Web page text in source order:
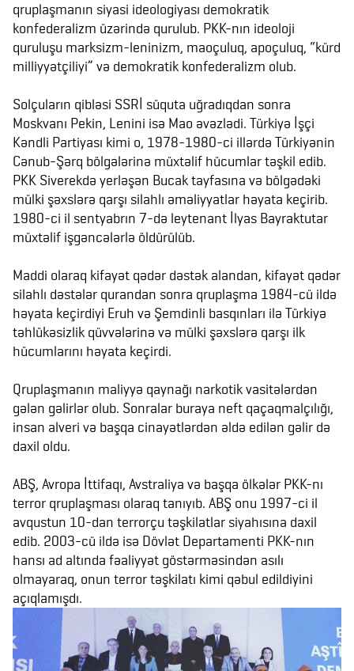
qruplaşmanın siyasi ideologiyası demokratik
konfederalizm üzərində qurulub. PKK-nın ideoloji
quruluşu marksizm-leninizm, maoçuluq, apoçuluq, “kürd
milliyyətçiliyi” və demokratik konfederalizm olub.
Solçuların qibləsi SSRİ süquta uğradıqdan sonra
Moskvanı Pekin, Lenini isə Mao əvəzlədi. Türkiyə İşçi
Kəndli Partiyası kimi o, 1978-1980-ci illərdə Türkiyənin
Cənub-Şərq bölgələrinə müxtəlif hücumlar təşkil edib.
PKK Siverekdə yerləşən Bucak tayfasına və bölgədəki
mülki şəxslərə qarşı silahlı əməliyyatlar həyata keçirib.
1980-ci il sentyabrın 7-də leytenant İlyas Bayraktutar
müxtəlif işgəncələrlə öldürülüb.
Maddi olaraq kifayət qədər dəstək alandan, kifayət qədər
silahlı dəstələr qurandan sonra qruplaşma 1984-cü ildə
həyata keçirdiyi Eruh və Şemdinli basqınları ilə Türkiyə
təhlükəsizlik qüvvələrinə və mülki şəxslərə qarşı ilk
hücumlarını həyata keçirdi.
Qruplaşmanın maliyyə qaynağı narkotik vasitələrdən
gələn gəlirlər olub. Sonralar buraya neft qaçaqmalçılığı,
insan alveri və başqa cinayətlərdən əldə edilən gəlir də
daxil oldu.
ABŞ, Avropa İttifaqı, Avstraliya və başqa ölkələr PKK-nı
terror qruplaşması olaraq tanıyıb. ABŞ onu 1997-ci il
avqustun 10-dan terrorçu təşkilatlar siyahısına daxil
edib. 2003-cü ildə isə Dövlət Departamenti PKK-nın
hansı ad altında fəaliyyət göstərməsindən asılı
olmayaraq, onun terror təşkilatı kimi qəbul edildiyini
açıqlamışdı.